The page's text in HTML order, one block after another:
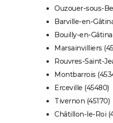
Ouzouer-sous-
Barville-en-
Bouilly-en-
Marsainvilliers
Rouvres-Saint-
Montbarrois
Erceville (45480)
Tivernon (45170)
Châtillon-le-Roi